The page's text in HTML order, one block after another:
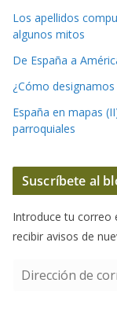
Los apellidos
algunos mitos
De España a
¿Cómo
España en mapas
parroquiales
Suscríbete al
Introduce tu correo
recibir avisos de